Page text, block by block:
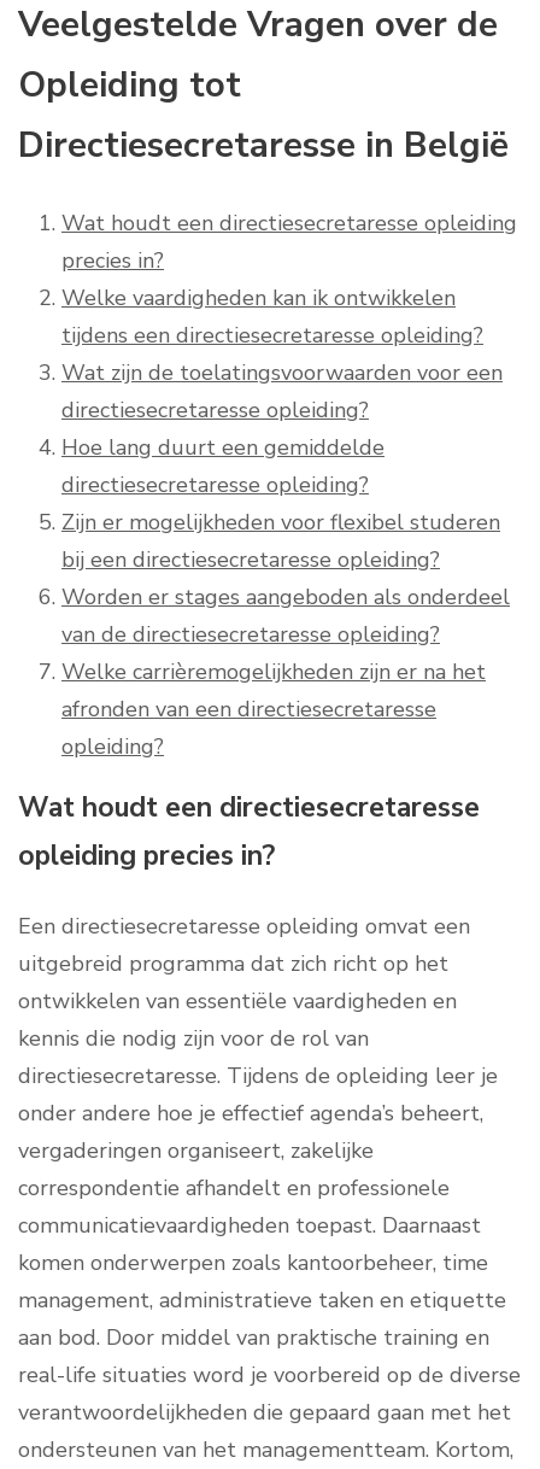
Veelgestelde Vragen over de
Opleiding tot
Directiesecretaresse in België
Wat houdt een directiesecretaresse opleiding
precies in?
Welke vaardigheden kan ik ontwikkelen
tijdens een directiesecretaresse opleiding?
Wat zijn de toelatingsvoorwaarden voor een
directiesecretaresse opleiding?
Hoe lang duurt een gemiddelde
directiesecretaresse opleiding?
Zijn er mogelijkheden voor flexibel studeren
bij een directiesecretaresse opleiding?
Worden er stages aangeboden als onderdeel
van de directiesecretaresse opleiding?
Welke carrièremogelijkheden zijn er na het
afronden van een directiesecretaresse
opleiding?
Wat houdt een directiesecretaresse
opleiding precies in?
Een directiesecretaresse opleiding omvat een
uitgebreid programma dat zich richt op het
ontwikkelen van essentiële vaardigheden en
kennis die nodig zijn voor de rol van
directiesecretaresse. Tijdens de opleiding leer je
onder andere hoe je effectief agenda’s beheert,
vergaderingen organiseert, zakelijke
correspondentie afhandelt en professionele
communicatievaardigheden toepast. Daarnaast
komen onderwerpen zoals kantoorbeheer, time
management, administratieve taken en etiquette
aan bod. Door middel van praktische training en
real-life situaties word je voorbereid op de diverse
verantwoordelijkheden die gepaard gaan met het
ondersteunen van het managementteam. Kortom,